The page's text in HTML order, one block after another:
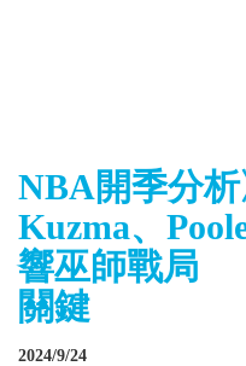
NBA開季分析
Kuzma、
響巫師戰局
關鍵
2024/9/24